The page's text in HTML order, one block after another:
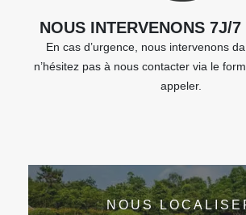
NOUS INTERVENONS 7J/
En cas d’urgence, nous intervenons
n’hésitez pas à nous contacter via le
appeler.
NOUS